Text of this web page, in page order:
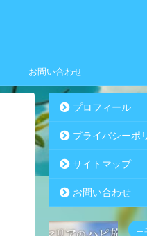
お問い合わせ
プロフィール
プライバシーポ
サイトマップ
お問い合わせ
ニ